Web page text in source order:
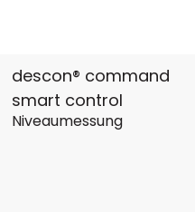
descon® command
smart control
Niveaumessung